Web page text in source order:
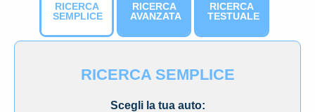
RICERCA
SEMPLICE
RICERCA
AVANZATA
RICERCA
TESTUALE
RICERCA SEMPLICE
Scegli la tua auto: